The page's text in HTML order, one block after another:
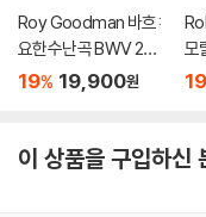
Roy Goodman 바흐:
요한수난곡 BWV 245
(Bach: St. John Pass
19% 19,900원
모
성
19
이 상품을 구입하신